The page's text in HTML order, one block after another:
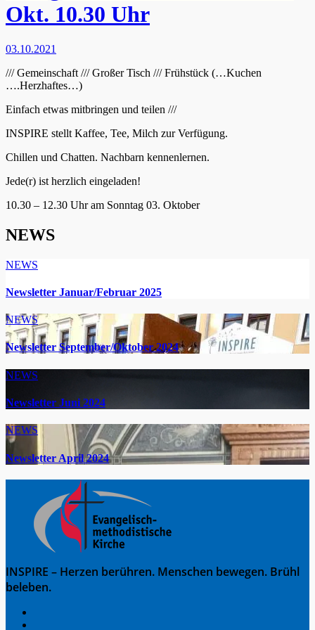
Okt. 10.30 Uhr
03.10.2021
/// Gemeinschaft /// Großer Tisch /// Frühstück (…Kuchen
….Herzhaftes…)
Einfach etwas mitbringen und teilen ///
INSPIRE stellt Kaffee, Tee, Milch zur Verfügung.
Chillen und Chatten. Nachbarn kennenlernen.
Jede(r) ist herzlich eingeladen!
10.30 – 12.30 Uhr am Sonntag 03. Oktober
NEWS
NEWS
Newsletter Januar/Februar 2025
NEWS
Newsletter September/Oktober 2024
NEWS
Newsletter Juni 2024
NEWS
Newsletter April 2024
INSPIRE – Herzen berühren. Menschen bewegen. Brühl
beleben.